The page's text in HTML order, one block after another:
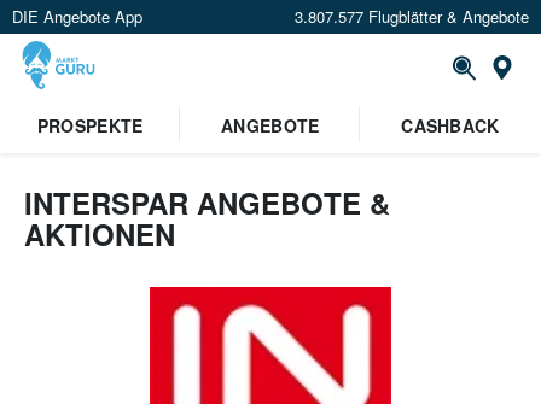
DIE Angebote App 3.807.577 Flugblätter & Angebote
PROSPEKTE
ANGEBOTE CASHBACK
INTERSPAR ANGEBOTE &
AKTIONEN